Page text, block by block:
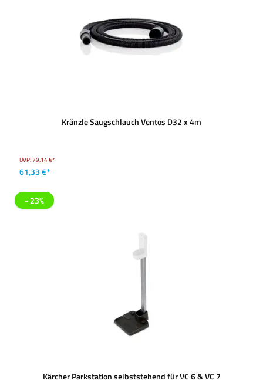
Kränzle Saugschlauch Ventos D32 x 4m
UVP:79,14 €*
61,33 €*
- 23%
Kärcher Parkstation selbststehend für VC 6 & VC 7